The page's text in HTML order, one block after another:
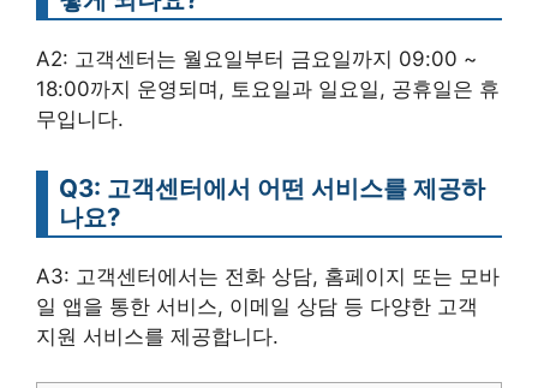
A2: 고객센터는 월요일부터 금요일까지 09:00 ~
18:00까지 운영되며, 토요일과 일요일, 공휴일은 휴
무입니다.
Q3: 고객센터에서 어떤 서비스를 제공하
나요?
A3: 고객센터에서는 전화 상담, 홈페이지 또는 모바
일 앱을 통한 서비스, 이메일 상담 등 다양한 고객
지원 서비스를 제공합니다.